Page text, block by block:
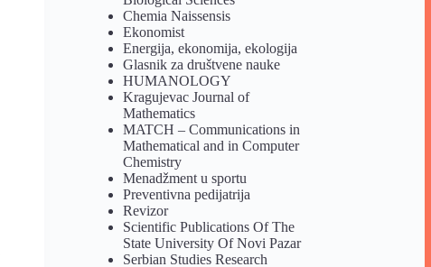
Chemia Naissensis
Ekonomist
Energija, ekonomija, ekologija
Glasnik za društvene nauke
HUMANOLOGY
Kragujevac Journal of
Mathematics
MATCH – Communications in
Mathematical and in Computer
Chemistry
Menadžment u sportu
Preventivna pedijatrija
Revizor
Scientific Publications Of The
State University Of Novi Pazar
Serbian Studies Research